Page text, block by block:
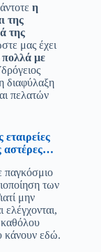
η
της
της
μας έχει
με
διαφύλαξη
πελατών
αστέρες…
παγκόσμιο
των
μην
καθόλου
κάνουν εδώ.